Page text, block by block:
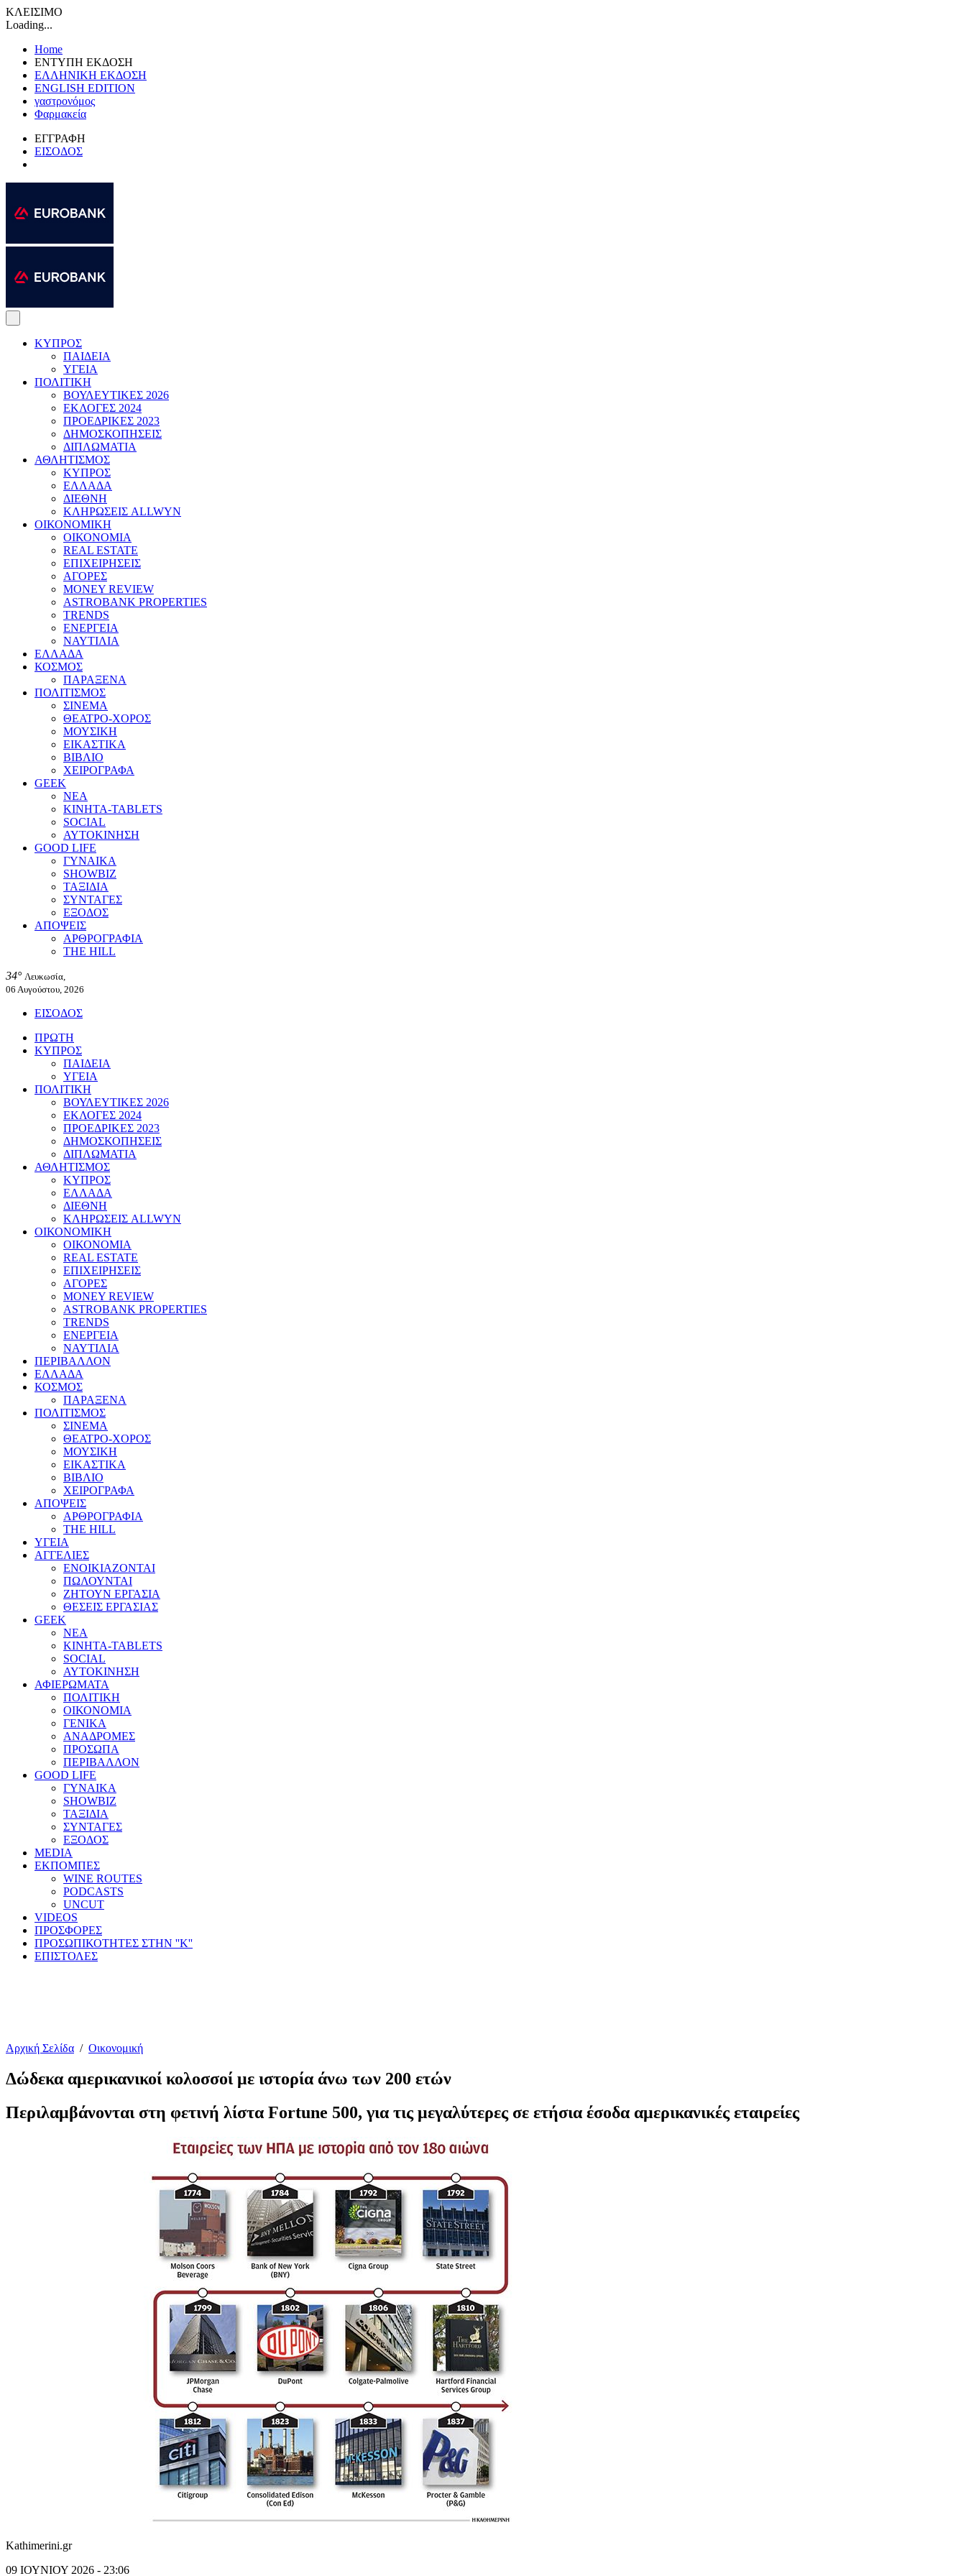
ΚΛΕΙΣΙΜΟ
Loading...
Home
ΕΝΤΥΠΗ ΕΚΔΟΣΗ
ΕΛΛΗΝΙΚΗ ΕΚΔΟΣΗ
ENGLISH EDITION
γαστρονόμος
Φαρμακεία
ΕΓΓΡΑΦΗ
ΕΙΣΟΔΟΣ
ΚΥΠΡΟΣ
ΠΑΙΔΕΙΑ
ΥΓΕΙΑ
ΠΟΛΙΤΙΚΗ
ΒΟΥΛΕΥΤΙΚΕΣ 2026
ΕΚΛΟΓΕΣ 2024
ΠΡΟΕΔΡΙΚΕΣ 2023
ΔΗΜΟΣΚΟΠΗΣΕΙΣ
ΔΙΠΛΩΜΑΤΙΑ
ΑΘΛΗΤΙΣΜΟΣ
ΚΥΠΡΟΣ
ΕΛΛΑΔΑ
ΔΙΕΘΝΗ
ΚΛΗΡΩΣΕΙΣ ALLWYN
ΟΙΚΟΝΟΜΙΚΗ
ΟΙΚΟΝΟΜΙΑ
REAL ESTATE
ΕΠΙΧΕΙΡΗΣΕΙΣ
ΑΓΟΡΕΣ
MONEY REVIEW
ASTROBANK PROPERTIES
TRENDS
ΕΝΕΡΓΕΙΑ
ΝΑΥΤΙΛΙΑ
ΕΛΛΑΔΑ
ΚΟΣΜΟΣ
ΠΑΡΑΞΕΝΑ
ΠΟΛΙΤΙΣΜΟΣ
ΣΙΝΕΜΑ
ΘΕΑΤΡΟ-ΧΟΡΟΣ
ΜΟΥΣΙΚΗ
ΕΙΚΑΣΤΙΚΑ
ΒΙΒΛΙΟ
ΧΕΙΡΟΓΡΑΦΑ
GEEK
ΝΕΑ
ΚΙΝΗΤΑ-TABLETS
SOCIAL
ΑΥΤΟΚΙΝΗΣΗ
GOOD LIFE
ΓΥΝΑΙΚΑ
SHOWBIZ
ΤΑΞΙΔΙΑ
ΣΥΝΤΑΓΕΣ
ΕΞΟΔΟΣ
ΑΠΟΨΕΙΣ
ΑΡΘΡΟΓΡΑΦΙΑ
THE HILL
34° Λευκωσία,
06 Αυγούστου, 2026
ΕΙΣΟΔΟΣ
ΠΡΩΤΗ
ΚΥΠΡΟΣ
ΠΑΙΔΕΙΑ
ΥΓΕΙΑ
ΠΟΛΙΤΙΚΗ
ΒΟΥΛΕΥΤΙΚΕΣ 2026
ΕΚΛΟΓΕΣ 2024
ΠΡΟΕΔΡΙΚΕΣ 2023
ΔΗΜΟΣΚΟΠΗΣΕΙΣ
ΔΙΠΛΩΜΑΤΙΑ
ΑΘΛΗΤΙΣΜΟΣ
ΚΥΠΡΟΣ
ΕΛΛΑΔΑ
ΔΙΕΘΝΗ
ΚΛΗΡΩΣΕΙΣ ALLWYN
ΟΙΚΟΝΟΜΙΚΗ
ΟΙΚΟΝΟΜΙΑ
REAL ESTATE
ΕΠΙΧΕΙΡΗΣΕΙΣ
ΑΓΟΡΕΣ
MONEY REVIEW
ASTROBANK PROPERTIES
TRENDS
ΕΝΕΡΓΕΙΑ
ΝΑΥΤΙΛΙΑ
ΠΕΡΙΒΑΛΛΟΝ
ΕΛΛΑΔΑ
ΚΟΣΜΟΣ
ΠΑΡΑΞΕΝΑ
ΠΟΛΙΤΙΣΜΟΣ
ΣΙΝΕΜΑ
ΘΕΑΤΡΟ-ΧΟΡΟΣ
ΜΟΥΣΙΚΗ
ΕΙΚΑΣΤΙΚΑ
ΒΙΒΛΙΟ
ΧΕΙΡΟΓΡΑΦΑ
ΑΠΟΨΕΙΣ
ΑΡΘΡΟΓΡΑΦΙΑ
THE HILL
ΥΓΕΙΑ
ΑΓΓΕΛΙΕΣ
ΕΝΟΙΚΙΑΖΟΝΤΑΙ
ΠΩΛΟΥΝΤΑΙ
ΖΗΤΟΥΝ ΕΡΓΑΣΙΑ
ΘΕΣΕΙΣ ΕΡΓΑΣΙΑΣ
GEEK
ΝΕΑ
ΚΙΝΗΤΑ-TABLETS
SOCIAL
ΑΥΤΟΚΙΝΗΣΗ
ΑΦΙΕΡΩΜΑΤΑ
ΠΟΛΙΤΙΚΗ
ΟΙΚΟΝΟΜΙΑ
ΓΕΝΙΚΑ
ΑΝΑΔΡΟΜΕΣ
ΠΡΟΣΩΠΑ
ΠΕΡΙΒΑΛΛΟΝ
GOOD LIFE
ΓΥΝΑΙΚΑ
SHOWBIZ
ΤΑΞΙΔΙΑ
ΣΥΝΤΑΓΕΣ
ΕΞΟΔΟΣ
MEDIA
ΕΚΠΟΜΠΕΣ
WINE ROUTES
PODCASTS
UNCUT
VIDEOS
ΠΡΟΣΦΟΡΕΣ
ΠΡΟΣΩΠΙΚΟΤΗΤΕΣ ΣΤΗΝ ''Κ''
ΕΠΙΣΤΟΛΕΣ
Αρχική Σελίδα / Οικονομική
Δώδεκα αμερικανικοί κολοσσοί με ιστορία άνω των 200 ετών
Περιλαμβάνονται στη φετινή λίστα Fortune 500, για τις μεγαλύτερες σε ετήσια έσοδα αμερικανικές εταιρείες
Kathimerini.gr
09 ΙΟΥΝΙΟΥ 2026 - 23:06